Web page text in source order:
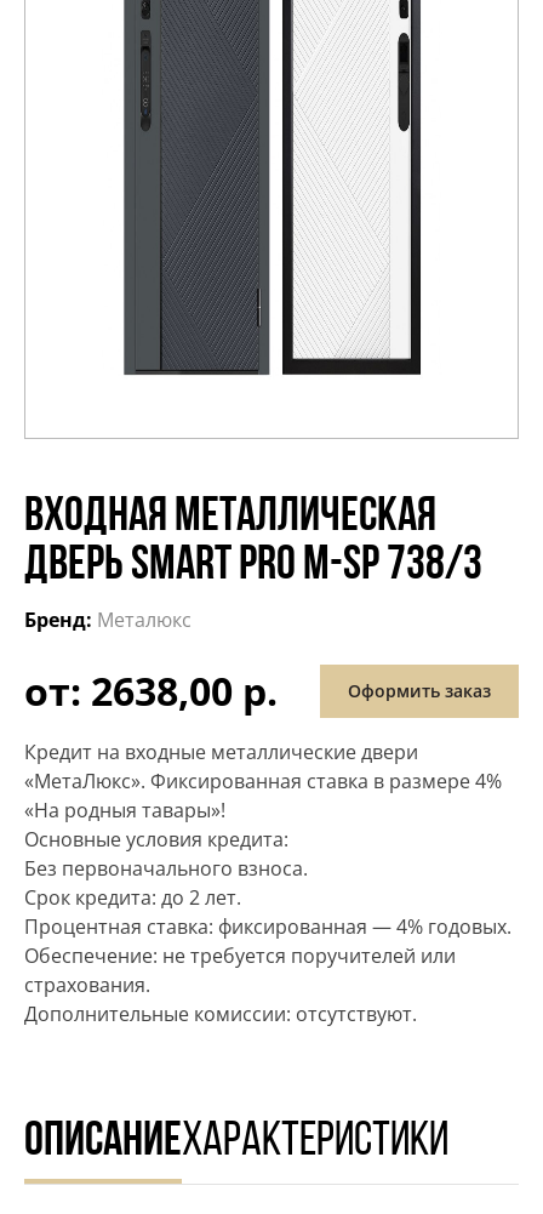
ВХОДНАЯ МЕТАЛЛИЧЕСКАЯ
ДВЕРЬ SMART PRO М-SP 738/3
Бренд: Металюкс
от: 2638,00 р. Оформить заказ
Кредит на входные металлические двери
«МетаЛюкс». Фиксированная ставка в размере 4%
«На родныя тавары»!
Основные условия кредита:
Без первоначального взноса.
Срок кредита: до 2 лет.
Процентная ставка: фиксированная — 4% годовых.
Обеспечение: не требуется поручителей или
страхования.
Дополнительные комиссии: отсутствуют.
ОПИСАНИЕХАРАКТЕРИСТИКИ
Распродажа